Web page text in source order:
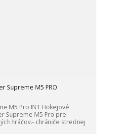
Supreme M5 PRO
M5 Pro INT Hokejové
Supreme M5 Pro pre
hráčov.- chrániče strednej